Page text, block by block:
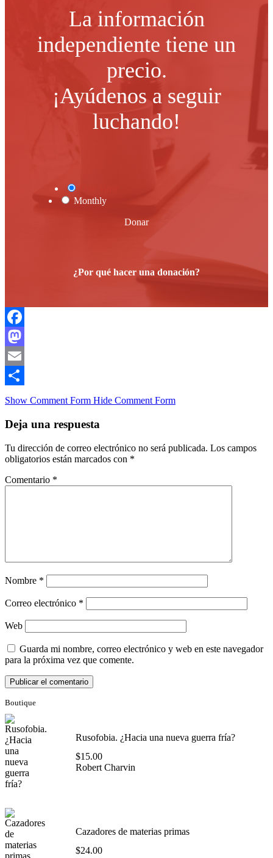
La información
independiente tiene un
precio.
¡Ayúdenos a seguir
luchando!
Monthly
Donar
¿Por qué hacer una donación?
Facebook
Mastodon
Email
Compartir
Show Comment Form Hide Comment Form
Deja una respuesta
Tu dirección de correo electrónico no será publicada. Los campos
obligatorios están marcados con *
Comentario *
Nombre *
Correo electrónico *
Web
Guarda mi nombre, correo electrónico y web en este navegador
para la próxima vez que comente.
Boutique
Rusofobia. ¿Hacia una nueva guerra fría?
$15.00
Robert Charvin
Cazadores de materias primas
$24.00